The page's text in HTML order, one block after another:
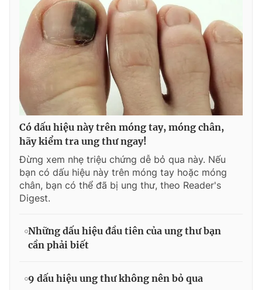
Có dấu hiệu này trên móng tay, móng chân,
hãy kiểm tra ung thư ngay!
Đừng xem nhẹ triệu chứng dễ bỏ qua này. Nếu
bạn có dấu hiệu này trên móng tay hoặc móng
chân, bạn có thể đã bị ung thư, theo Reader's
Digest.
Những dấu hiệu đầu tiên của ung thư bạn
cần phải biết
9 dấu hiệu ung thư không nên bỏ qua